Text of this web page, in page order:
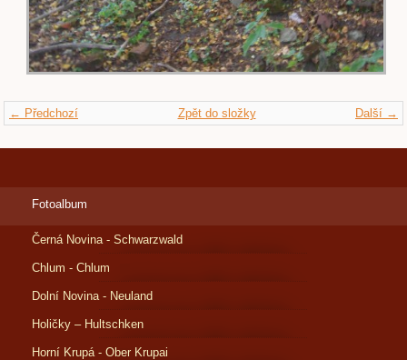
← Předchozí Další →
Zpět do složky
Fotoalbum
Černá Novina - Schwarzwald
Chlum - Chlum
Dolní Novina - Neuland
Holičky – Hultschken
Horní Krupá - Ober Krupai